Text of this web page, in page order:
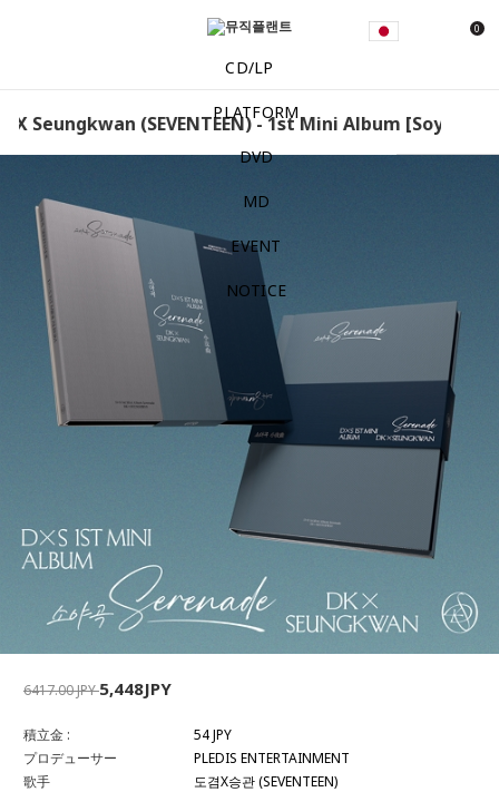
0
CD/LP
PLATFORM
DVD
MD
EVENT
NOTICE
(SEVENTEEN) - 1st Mini Album [Soyagok]
6417.00 JPY5,448JPY
積立金 :
54 JPY
プロデューサー
PLEDIS ENTERTAINMENT
歌手
도겸X승관 (SEVENTEEN)